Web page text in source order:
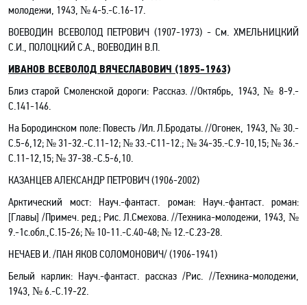
молодежи, 1943, № 4-5.-C.16-17.
ВОЕВОДИН ВСЕВОЛОД ПЕТРОВИЧ (1907-1973) - См. ХМЕЛЬНИЦКИЙ
С.И., ПОЛОЦКИЙ С.А., ВОЕВОДИН В.П.
ИВАНОВ ВСЕВОЛОД ВЯЧЕСЛАВОВИЧ (1895-1963)
Близ старой Смоленской дороги: Рассказ. //Октябрь, 1943, № 8-9.-
С.141-146.
На Бородинском поле: Повесть /Ил. Л.Бродаты. //Огонек, 1943, № 30.-
С.5-6,12; № 31-32.-С.11-12; № 33.-С11-12.; № 34-35.-С.9-10,15; № 36.-
С.11-12,15; № 37-38.-С.5-6,10.
КАЗАНЦЕВ АЛЕКСАНДР ПЕТРОВИЧ (1906-2002)
Арктический мост: Науч.-фантаст. роман: Науч.-фантаст. роман:
[Главы] /Примеч. ред.; Рис. Л.Смехова. //Техника-молодежи, 1943, №
9.-1с.обл.,С.15-26; № 10-11.-C.40-48; № 12.-C.23-28.
НЕЧАЕВ И. /ПАН ЯКОВ СОЛОМОНОВИЧ/ (1906-1941)
Белый карлик: Науч.-фантаст. рассказ/Рис. //Техника-молодежи,
1943, № 6.-C.19-22.